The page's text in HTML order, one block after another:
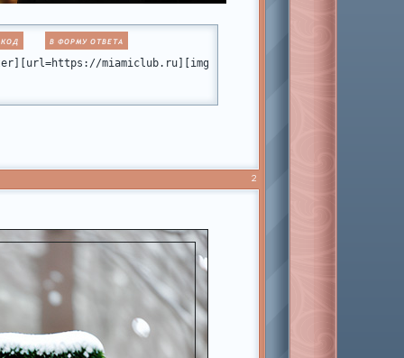
files/001b/fb/fb/53180.png[/img][/url][/align]
В ФОРМУ ОТВЕТА
miamiclub.ru][img]https://forumstatic.ru/files/
2